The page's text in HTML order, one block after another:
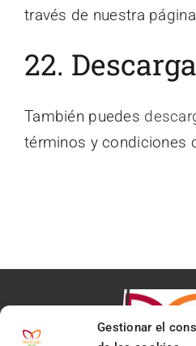
Gestionar el
través de nuestra
22.
También puedes
términos y condiciones